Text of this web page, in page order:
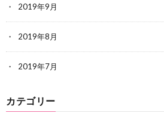
2019年9月
2019年8月
2019年7月
カテゴリー